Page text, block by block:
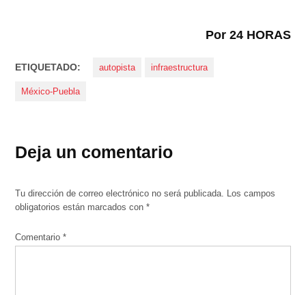
Por 24 HORAS
ETIQUETADO: autopista infraestructura
México-Puebla
Deja un comentario
Tu dirección de correo electrónico no será publicada. Los campos
obligatorios están marcados con*
Comentario*